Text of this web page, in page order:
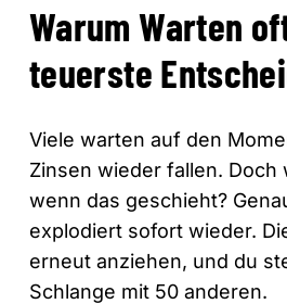
Warum Warten
teuerste
Viele warten auf den
Zinsen wieder fallen. Doch
wenn das geschieht?
explodiert sofort wieder.
erneut anziehen, und du
Schlange mit 50 anderen.